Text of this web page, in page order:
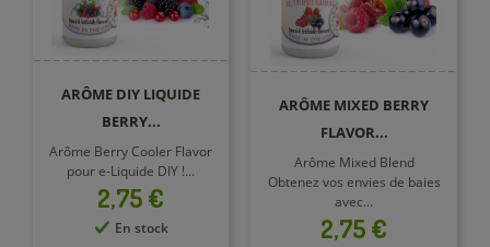
ARÔME DIY LIQUIDE
BERRY...
Arôme Berry Cooler Flavor
pour e-Liquide DIY !...
Prix
2,75 €
En stock
ARÔME MIXED BERRY
FLAVOR...
Arôme Mixed Blend
Obtenez vos envies de baies
avec...
Prix
2,75 €